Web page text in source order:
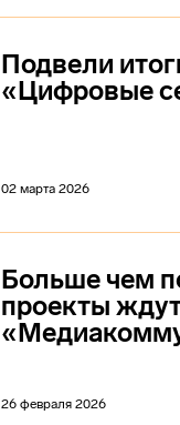
Подвели
«Цифровые
02 марта 2026
Больше чем
проекты
26 февраля 2026